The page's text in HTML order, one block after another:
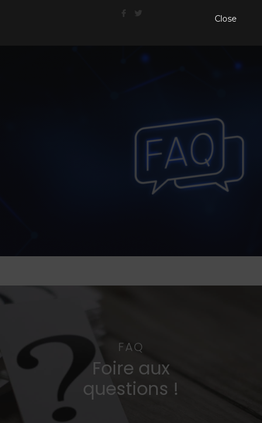
FAQ
Foire aux
questions !
Close